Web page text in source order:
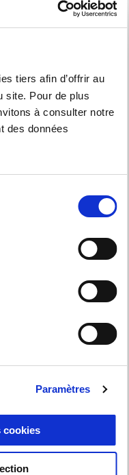
tiers afin d’offrir au
site. Pour de plus
à consulter notre
des données
Paramètres
cookies
SCOOTERS
À L'INFINI.
financiers